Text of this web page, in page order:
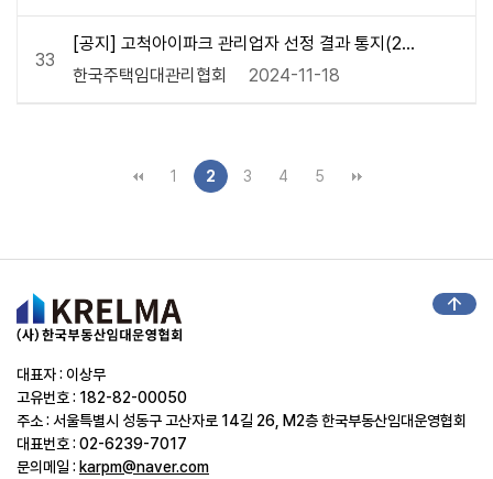
33
[공지] 고척아이파크 관리업자 선정 결과 통지(20
221017)
한국주택임대관리협회 2024-11-18
1 2 3 4 5
대표자 : 이상무
고유번호 : 182-82-00050
주소 : 서울특별시 성동구 고산자로 14길 26, M2층 한국부동산임대운영협회
대표번호 : 02-6239-7017
문의메일 : karpm@naver.com
arrow_upward